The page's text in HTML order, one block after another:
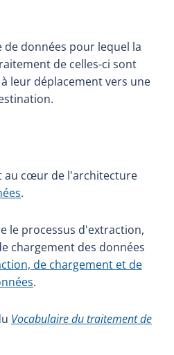
de données pour lequel la
de celles-ci sont
leur déplacement vers une
au cœur de l'architecture
.
le processus d'extraction,
chargement des données
de chargement et de
.
Vocabulaire du traitement de
s'ouvrira dans une nouvelle